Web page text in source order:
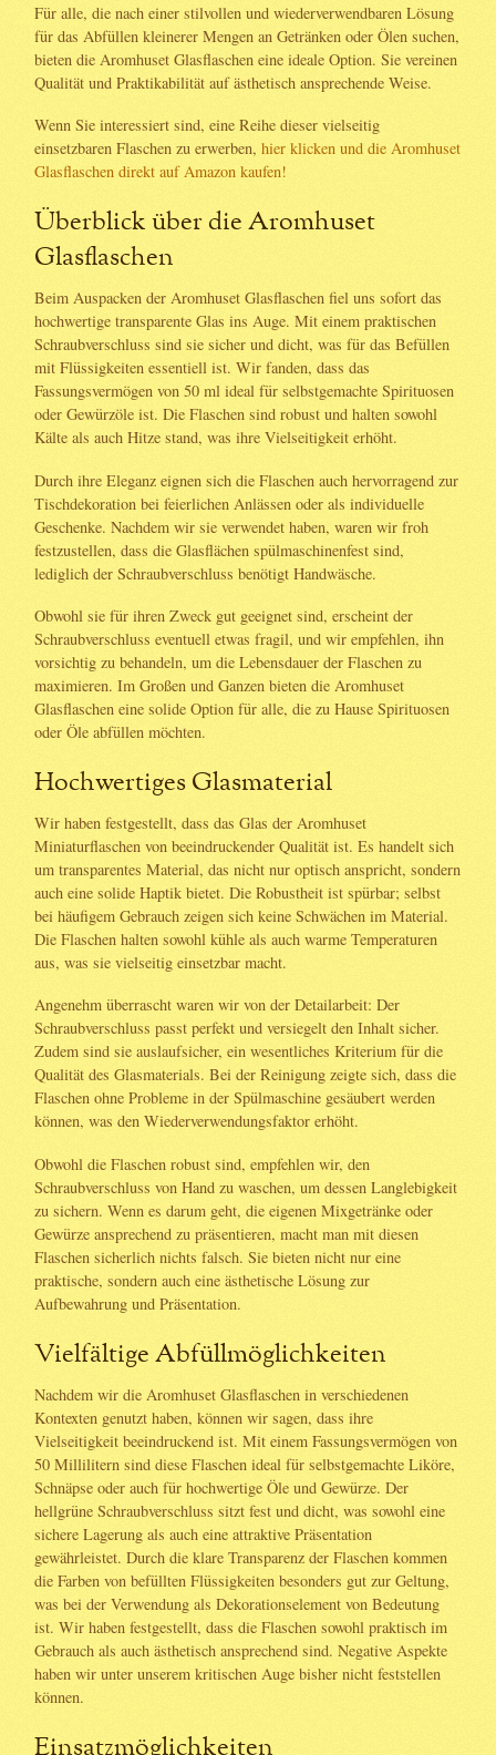
Für alle, die nach einer stilvollen und wiederverwendbaren Lösung
für das Abfüllen kleinerer Mengen an Getränken oder Ölen suchen,
bieten die Aromhuset Glasflaschen eine ideale Option. Sie vereinen
Qualität und Praktikabilität auf ästhetisch ansprechende Weise.
Wenn Sie interessiert sind, eine Reihe dieser vielseitig
einsetzbaren Flaschen zu erwerben,hier klicken und die Aromhuset
Glasflaschen direkt auf Amazon kaufen!
Überblick über die Aromhuset
Glasflaschen
Beim Auspacken der Aromhuset Glasflaschen fiel uns sofort das
hochwertige transparente Glas ins Auge. Mit einem praktischen
Schraubverschluss sind sie sicher und dicht, was für das Befüllen
mit Flüssigkeiten essentiell ist. Wir fanden, dass das
Fassungsvermögen von 50 ml ideal für selbstgemachte Spirituosen
oder Gewürzöle ist. Die Flaschen sind robust und halten sowohl
Kälte als auch Hitze stand, was ihre Vielseitigkeit erhöht.
Durch ihre Eleganz eignen sich die Flaschen auch hervorragend zur
Tischdekoration bei feierlichen Anlässen oder als individuelle
Geschenke. Nachdem wir sie verwendet haben, waren wir froh
festzustellen, dass die Glasflächen spülmaschinenfest sind,
lediglich der Schraubverschluss benötigt Handwäsche.
Obwohl sie für ihren Zweck gut geeignet sind, erscheint der
Schraubverschluss eventuell etwas fragil, und wir empfehlen, ihn
vorsichtig zu behandeln, um die Lebensdauer der Flaschen zu
maximieren. Im Großen und Ganzen bieten die Aromhuset
Glasflaschen eine solide Option für alle, die zu Hause Spirituosen
oder Öle abfüllen möchten.
Hochwertiges Glasmaterial
Wir haben festgestellt, dass das Glas der Aromhuset
Miniaturflaschen von beeindruckender Qualität ist. Es handelt sich
um transparentes Material, das nicht nur optisch anspricht, sondern
auch eine solide Haptik bietet. Die Robustheit ist spürbar; selbst
bei häufigem Gebrauch zeigen sich keine Schwächen im Material.
Die Flaschen halten sowohl kühle als auch warme Temperaturen
aus, was sie vielseitig einsetzbar macht.
Angenehm überrascht waren wir von der Detailarbeit: Der
Schraubverschluss passt perfekt und versiegelt den Inhalt sicher.
Zudem sind sie auslaufsicher, ein wesentliches Kriterium für die
Qualität des Glasmaterials. Bei der Reinigung zeigte sich, dass die
Flaschen ohne Probleme in der Spülmaschine gesäubert werden
können, was den Wiederverwendungsfaktor erhöht.
Obwohl die Flaschen robust sind, empfehlen wir, den
Schraubverschluss von Hand zu waschen, um dessen Langlebigkeit
zu sichern. Wenn es darum geht, die eigenen Mixgetränke oder
Gewürze ansprechend zu präsentieren, macht man mit diesen
Flaschen sicherlich nichts falsch. Sie bieten nicht nur eine
praktische, sondern auch eine ästhetische Lösung zur
Aufbewahrung und Präsentation.
Vielfältige Abfüllmöglichkeiten
Nachdem wir die Aromhuset Glasflaschen in verschiedenen
Kontexten genutzt haben, können wir sagen, dass ihre
Vielseitigkeit beeindruckend ist. Mit einem Fassungsvermögen von
50 Millilitern sind diese Flaschen ideal für selbstgemachte Liköre,
Schnäpse oder auch für hochwertige Öle und Gewürze. Der
hellgrüne Schraubverschluss sitzt fest und dicht, was sowohl eine
sichere Lagerung als auch eine attraktive Präsentation
gewährleistet. Durch die klare Transparenz der Flaschen kommen
die Farben von befüllten Flüssigkeiten besonders gut zur Geltung,
was bei der Verwendung als Dekorationselement von Bedeutung
ist. Wir haben festgestellt, dass die Flaschen sowohl praktisch im
Gebrauch als auch ästhetisch ansprechend sind. Negative Aspekte
haben wir unter unserem kritischen Auge bisher nicht feststellen
können.